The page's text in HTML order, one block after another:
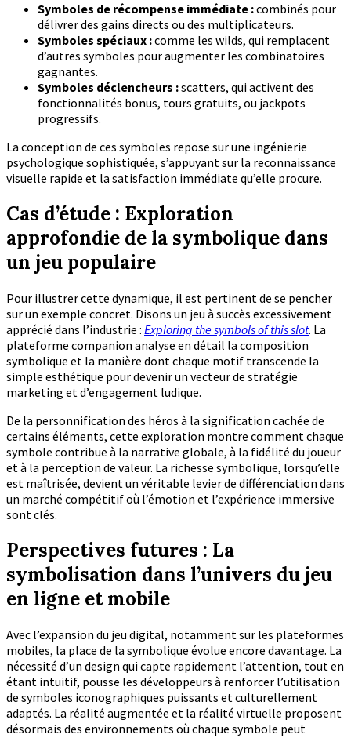
Symboles de récompense immédiate :combinés pour
délivrer des gains directs ou des multiplicateurs.
Symboles spéciaux :comme les wilds, qui remplacent
d’autres symboles pour augmenter les combinatoires
gagnantes.
Symboles déclencheurs :scatters, qui activent des
fonctionnalités bonus, tours gratuits, ou jackpots
progressifs.
La conception de ces symboles repose sur une ingénierie
psychologique sophistiquée, s’appuyant sur la reconnaissance
visuelle rapide et la satisfaction immédiate qu’elle procure.
Cas d’étude : Exploration
approfondie de la symbolique dans
un jeu populaire
Pour illustrer cette dynamique, il est pertinent de se pencher
sur un exemple concret. Disons un jeu à succès excessivement
apprécié dans l’industrie : Exploring the symbols of this slot. La
plateforme companion analyse en détail la composition
symbolique et la manière dont chaque motif transcende la
simple esthétique pour devenir un vecteur de stratégie
marketing et d’engagement ludique.
De la personnification des héros à la signification cachée de
certains éléments, cette exploration montre comment chaque
symbole contribue à la narrative globale, à la fidélité du joueur
et à la perception de valeur. La richesse symbolique, lorsqu’elle
est maîtrisée, devient un véritable levier de différenciation dans
un marché compétitif où l’émotion et l’expérience immersive
sont clés.
Perspectives futures : La
symbolisation dans l’univers du jeu
en ligne et mobile
Avec l’expansion du jeu digital, notamment sur les plateformes
mobiles, la place de la symbolique évolue encore davantage. La
nécessité d’un design qui capte rapidement l’attention, tout en
étant intuitif, pousse les développeurs à renforcer l’utilisation
de symboles iconographiques puissants et culturellement
adaptés. La réalité augmentée et la réalité virtuelle proposent
désormais des environnements où chaque symbole peut